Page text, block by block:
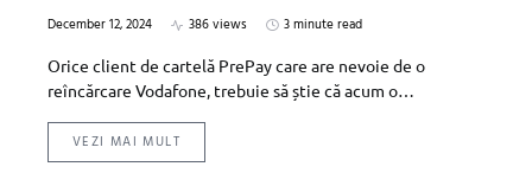
December 12, 2024 386 views
3 minute read
Orice client de cartelă PrePay care are nevoie de o
reîncărcare Vodafone, trebuie să știe că acum o…
VEZI MAI MULT